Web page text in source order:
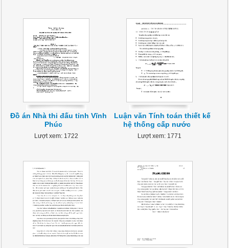
Đồ án Nhà thi đấu tỉnh Vĩnh
Phúc
Lượt xem: 1722
Luận văn Tính toán thiết kế
hệ thống cấp nước
Lượt xem: 1771